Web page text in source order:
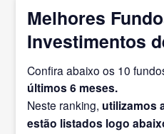
Melhores
Investimentos
Confira abaixo os 10
últimos 6 meses.
Neste ranking, utilizamos
estão listados logo